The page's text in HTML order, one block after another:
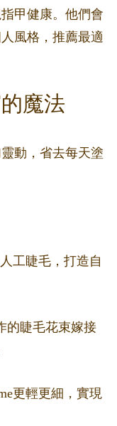
甲健康。他們會
風格，推薦最適
魔法
動，省去每天塗
工睫毛，打造自
的睫毛花束嫁接
更輕更細，實現